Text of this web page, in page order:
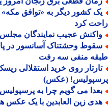
کشور دیگر به «توافق مکه» می
کرد
عجیب نمایندگان مجلس
وحشتناک آسانسور در پاساژ
منفی سه رفت
روی خرید استقلالی ریسک
(عکس)
می گویم چرا به پرسپولیس
زین العابدین با یک عکس